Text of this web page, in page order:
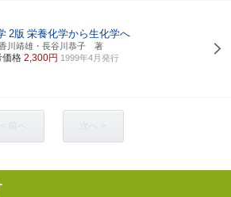
2版 栄養化学から生化学へ
川靖雄・長谷川恭子 著
価格 2,300円 1999年4月発行